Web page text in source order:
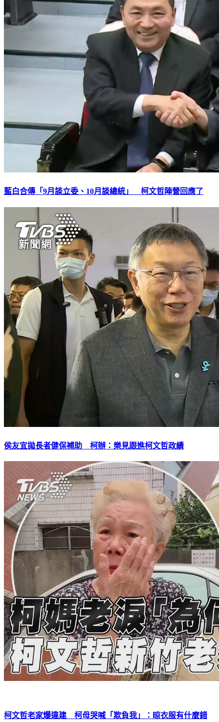
藍白合傳「9月談立委、10月談總統」 柯文哲陣營回應了
侯友宜拋長者健保補助 柯辦：樂見跟進柯文哲政績
柯文哲老家爆違建 柯母哭喊「欺負我」：晾衣服有什麼錯